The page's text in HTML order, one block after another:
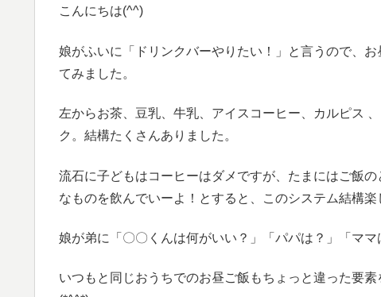
こんにちは(^^)
娘がふいに「ドリンクバーやりたい！」と言うので、
てみました。
左からお茶、豆乳、牛乳、アイスコーヒー、カルピス
ク。結構たくさんありました。
流石に子どもはコーヒーはダメですが、たまにはご飯
なものを飲んでいーよ！とすると、このシステム結構楽
娘が弟に「〇〇くんは何がいい？」「パパは？」「マ
いつもと同じおうちでのお昼ご飯もちょっと違った要